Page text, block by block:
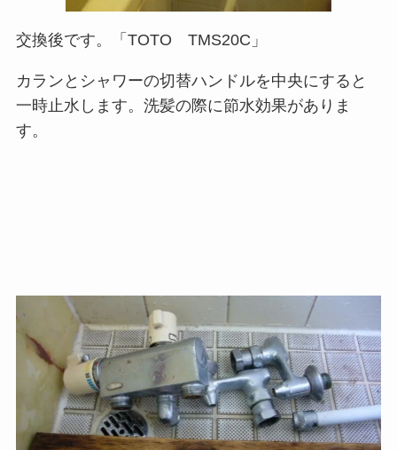
交換後です。「TOTO TMS20C」
カランとシャワーの切替ハンドルを中央にすると
一時止水します。洗髪の際に節水効果がありま
す。